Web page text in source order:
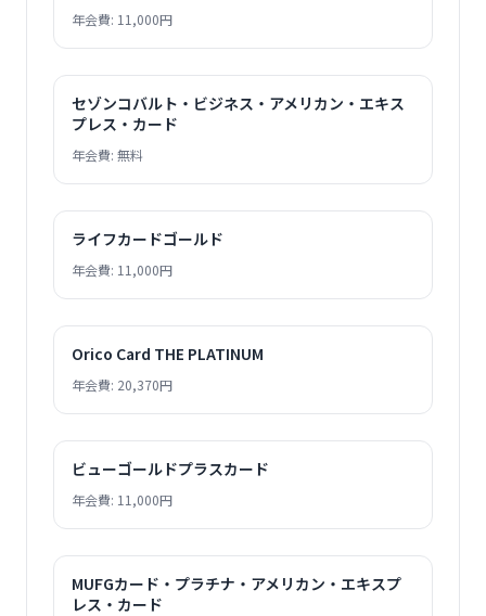
年会費: 11,000円
セゾンコバルト・ビジネス・アメリカン・エキス
プレス・カード
年会費: 無料
ライフカードゴールド
年会費: 11,000円
Orico Card THE PLATINUM
年会費: 20,370円
ビューゴールドプラスカード
年会費: 11,000円
MUFGカード・プラチナ・アメリカン・エキスプ
レス・カード